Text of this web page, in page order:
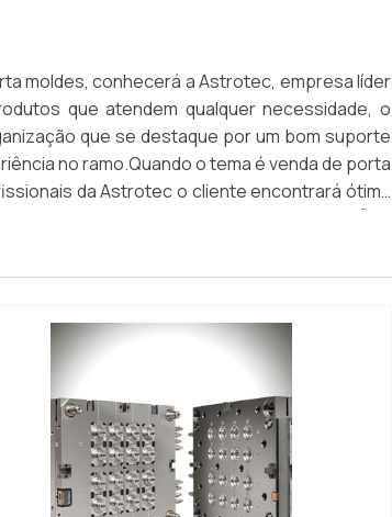
moldes, conhecerá a Astrotec, empresa líder
que atendem qualquer necessidade, o
que se destaque por um bom suporte
no ramo.Quando o tema é venda de porta
da Astrotec o cliente encontrará ótima
o resultado final.OUTRAS INFORMAÇÕES